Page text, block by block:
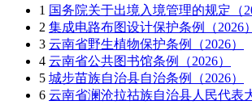
1 国务院关于出境入境管理的规定（
2 集成电路布图设计保护条例（2026）
3 云南省野生植物保护条例（2026）
4 云南省公共图书馆条例（2026）
5 城步苗族自治县自治条例（2026）
6 云南省澜沧拉祜族自治县人民代表